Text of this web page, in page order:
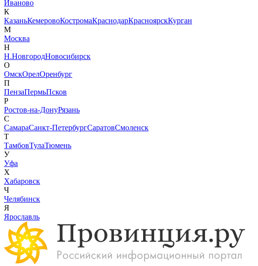
Иваново
К
КазаньКемеровоКостромаКраснодарКрасноярскКурган
М
Москва
Н
Н.НовгородНовосибирск
О
ОмскОрелОренбург
П
ПензаПермьПсков
Р
Ростов-на-ДонуРязань
С
СамараСанкт-ПетербургСаратовСмоленск
Т
ТамбовТулаТюмень
У
Уфа
Х
Хабаровск
Ч
Челябинск
Я
Ярославль